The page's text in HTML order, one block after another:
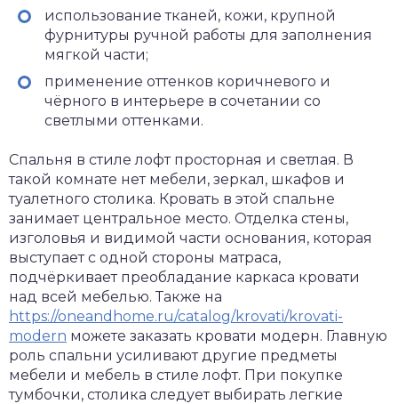
использование тканей, кожи, крупной
фурнитуры ручной работы для заполнения
мягкой части;
применение оттенков коричневого и
чёрного в интерьере в сочетании со
светлыми оттенками.
Спальня в стиле лофт просторная и светлая. В
такой комнате нет мебели, зеркал, шкафов и
туалетного столика. Кровать в этой спальне
занимает центральное место. Отделка стены,
изголовья и видимой части основания, которая
выступает с одной стороны матраса,
подчёркивает преобладание каркаса кровати
над всей мебелью. Также на
https://oneandhome.ru/catalog/krovati/krovati-
modern можете заказать кровати модерн. Главную
роль спальни усиливают другие предметы
мебели и мебель в стиле лофт. При покупке
тумбочки, столика следует выбирать легкие